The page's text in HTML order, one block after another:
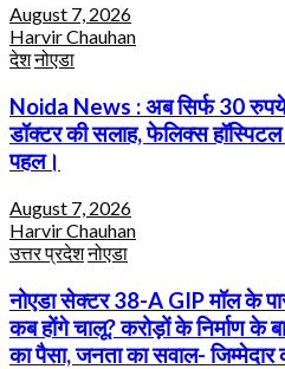
August 7, 2026
Harvir Chauhan
देशनोएडा
Noida News : अब सिर्फ 30
डॉक्टर की सलाह, फेलिक्स
पहल।
August 7, 2026
Harvir Chauhan
उत्तर प्रदेशनोएडा
नोएडा सेक्टर 38-A GIP मॉल के
कब होंगे चालू? करोड़ों के निर्माण के
का पैसा, जनता का सवाल- जिम्मेदार